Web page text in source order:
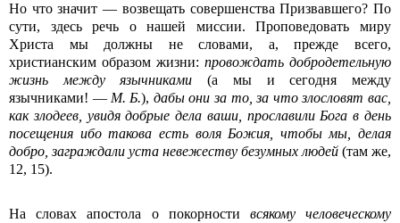
Но что значит — возвещать совершенства Призвавшего? По
сути, здесь речь о нашей миссии. Проповедовать миру
Христа мы должны не словами, а, прежде всего,
христианским образом жизни: провождать добродетельную
жизнь между язычниками (а мы и сегодня между
язычниками! — М. Б.), дабы они за то, за что злословят вас,
как злодеев, увидя добрые дела ваши, прославили Бога в день
посещения ибо такова есть воля Божия, чтобы мы, делая
добро, заграждали уста невежеству безумных людей (там же,
12, 15).
На словах апостола о покорности всякому человеческому